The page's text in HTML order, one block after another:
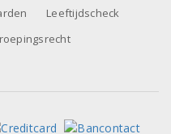
Leeftijdscheck